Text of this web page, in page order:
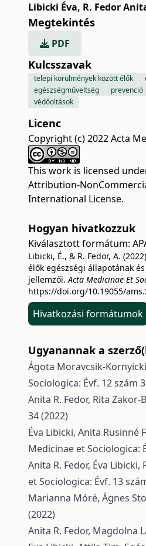
Libicki Éva, R. Fedor
Megtekintés
PDF
Kulcsszavak
telepi körülmények között élők
egészségműveltség
prevenció
védőoltások
Licenc
Copyright (c) 2022 Acta
This work is licensed
Attribution-
International License.
Hogyan hivatkozzuk
Kiválasztott formátum:
Libicki, É., & R. Fedor, A.
élők egészségi állapotának
jellemzői.Acta Medicinae Et
https://doi.org/10.19055/
Hivatkozási formátumok
Ugyanannak a
Ágota Moravcsik-Kornyicki
Sociologica: Évf. 12 szám
Anita R. Fedor, Rita Zakor-
34 (2022)
Éva Libicki, Anita Rusinné
Medicinae et Sociologica:
Anita R. Fedor, Éva Libicki,
et Sociologica: Évf. 13
Marianna Móré, Ágnes
(2022)
Anita R. Fedor, Magdolna